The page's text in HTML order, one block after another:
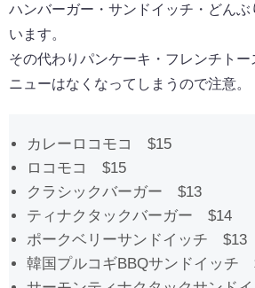
ハンバーガー・サンドイッチ・どんぶ
います。
その代わりパンケーキ・フレンチトー
ニューはなくなってしまうので注意。
カレーロコモコ $15
ロコモコ $15
クラシックバーガー $13
ティナクタックバーガー $14
ポークベリーサンドイッチ $13
韓国プルコギBBQサンドイッチ